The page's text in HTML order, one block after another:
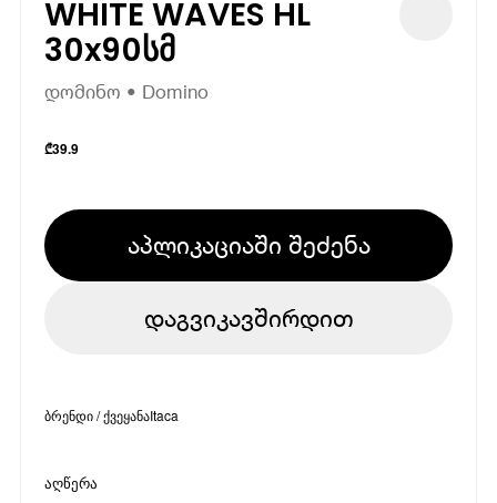
WHITE WAVES HL
30x90სმ
დომინო • Domino
₾39.9
აპლიკაციაში შეძენა
დაგვიკავშირდით
ბრენდი / ქვეყანაItaca
აღწერა